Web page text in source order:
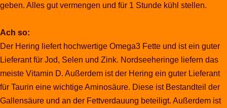
geben. Alles gut vermengen und für 1 Stunde kühl stellen.
Ach so:
Der Hering liefert hochwertige Omega3 Fette und ist ein guter
Lieferant für Jod, Selen und Zink. Nordseeheringe liefern das
meiste Vitamin D. Außerdem ist der Hering ein guter Lieferant
für Taurin eine wichtige Aminosäure. Diese ist Bestandteil der
Gallensäure und an der Fettverdauung beteiligt. Außerdem ist